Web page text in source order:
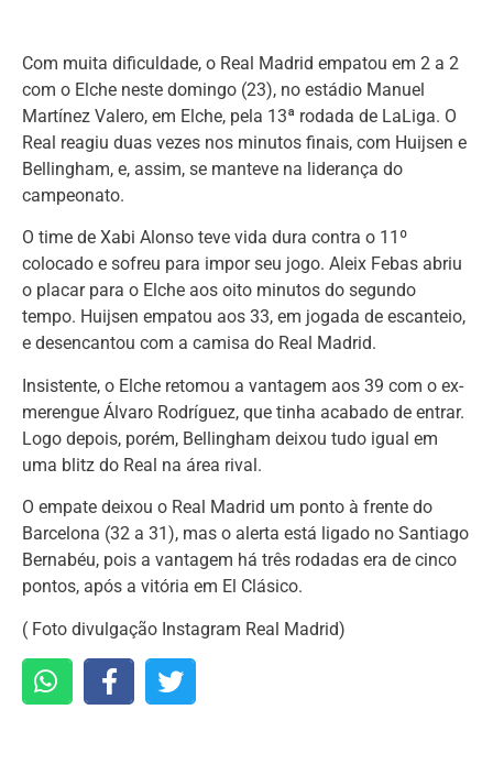
Com muita dificuldade, o Real Madrid empatou em 2 a 2
com o Elche neste domingo (23), no estádio Manuel
Martínez Valero, em Elche, pela 13ª rodada de LaLiga. O
Real reagiu duas vezes nos minutos finais, com Huijsen e
Bellingham, e, assim, se manteve na liderança do
campeonato.
O time de Xabi Alonso teve vida dura contra o 11º
colocado e sofreu para impor seu jogo. Aleix Febas abriu
o placar para o Elche aos oito minutos do segundo
tempo. Huijsen empatou aos 33, em jogada de escanteio,
e desencantou com a camisa do Real Madrid.
Insistente, o Elche retomou a vantagem aos 39 com o ex-
merengue Álvaro Rodríguez, que tinha acabado de entrar.
Logo depois, porém, Bellingham deixou tudo igual em
uma blitz do Real na área rival.
O empate deixou o Real Madrid um ponto à frente do
Barcelona (32 a 31), mas o alerta está ligado no Santiago
Bernabéu, pois a vantagem há três rodadas era de cinco
pontos, após a vitória em El Clásico.
( Foto divulgação Instagram Real Madrid)